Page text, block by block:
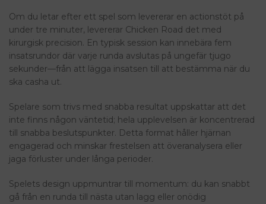
Om du letar efter ett spel som levererar en actionstöt på
under tre minuter, levererar Chicken Road det med
kirurgisk precision. En typisk session kan innebära fem
insatsrundor där varje runda avslutas på ungefär tjugo
sekunder—från att lägga insatsen till att bestämma när du
ska casha ut.
Spelare som trivs med snabba resultat uppskattar att det
inte finns någon väntetid; hela upplevelsen är koncentrerad
till snabba beslutspunkter. Detta format håller hjärnan
engagerad och minskar frestelsen att överanalysera eller
jaga förluster under långa perioder.
Spelets design uppmuntrar till momentum: du kan snabbt
gå från en runda till nästa utan lagg eller onödig